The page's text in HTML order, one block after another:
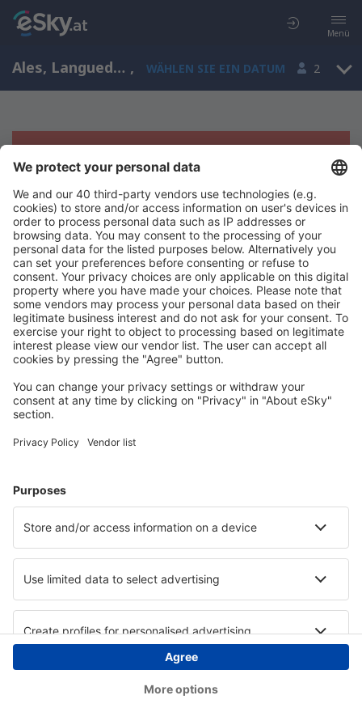
Menü
Ales, Languedoc-Roussillon, Frankreich , WÄHLEN SIE EIN DATUM 2
Es tut uns leid, wir können keine
Ergebnisse aufzeigen
Bitte starten Sie Ihre Suche erneut mit anderen Suchkriterien.
Copyright © eSky.at. Alle Rechte vorbehalten.